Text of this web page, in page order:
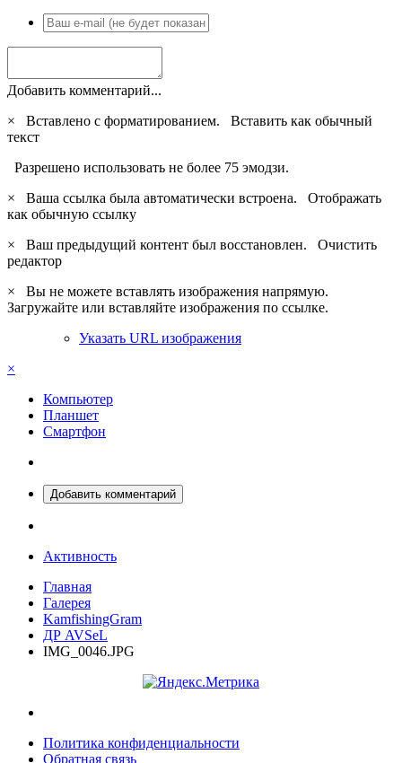
Добавить комментарий...
×
Вставлено с форматированием. Вставить как обычный
текст
Разрешено использовать не более 75 эмодзи.
×
Ваша ссылка была автоматически встроена. Отображать
как обычную ссылку
×
Ваш предыдущий контент был восстановлен. Очистить
редактор
×
Вы не можете вставлять изображения напрямую.
Загружайте или вставляйте изображения по ссылке.
Указать URL изображения
×
Компьютер
Планшет
Смартфон
Добавить комментарий
Активность
Главная
Галерея
KamfishingGram
ДР AVSeL
IMG_0046.JPG
Политика конфиденциальности
Обратная связь